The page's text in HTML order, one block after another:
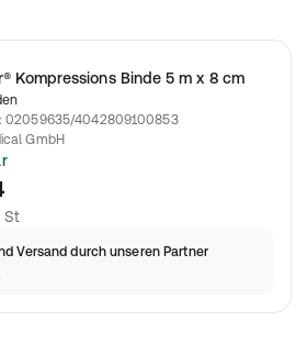
Kompressions Binde 5 m x 8 cm
:02059635/4042809100853
GmbH
bei phlebologischen und
St
Versand durch unseren Partner